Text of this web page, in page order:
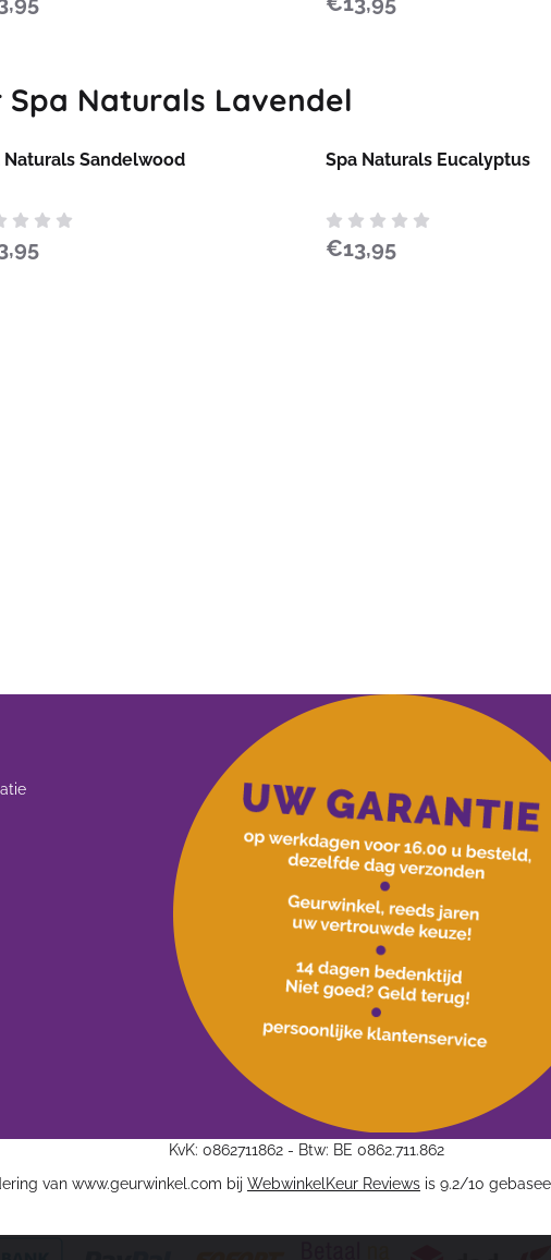
Spa Naturals Lavendel
Naturals Sandelwood
13,95
Spa Naturals Eucalyptus
Prijs: 13,95
€13,95
KvK: 0862711862 - Btw: BE 0862.711.862
van www.geurwinkel.com bij WebwinkelKeur Reviewsis 9.2/10